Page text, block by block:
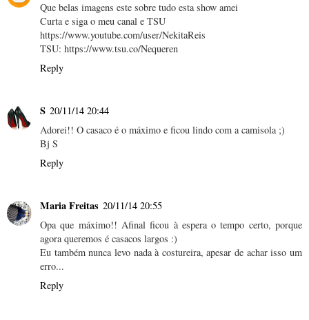
Que belas imagens este sobre tudo esta show amei
Curta e siga o meu canal e TSU
https://www.youtube.com/user/NekitaReis
TSU: https://www.tsu.co/Nequeren
Reply
S 20/11/14 20:44
Adorei!! O casaco é o máximo e ficou lindo com a camisola ;)
Bj S
Reply
Maria Freitas 20/11/14 20:55
Opa que máximo!! Afinal ficou à espera o tempo certo, porque
agora queremos é casacos largos :)
Eu também nunca levo nada à costureira, apesar de achar isso um
erro...
Reply